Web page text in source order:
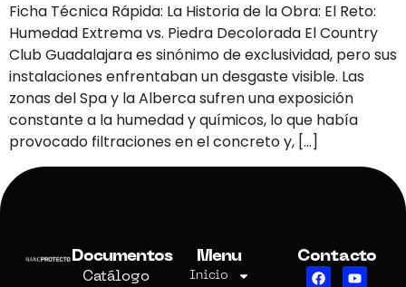
Ficha Técnica Rápida: La Historia de la Obra: El Reto:
Humedad Extrema vs. Piedra Decolorada El Country
Club Guadalajara es sinónimo de exclusividad, pero sus
instalaciones enfrentaban un desgaste visible. Las
zonas del Spa y la Alberca sufren una exposición
constante a la humedad y químicos, lo que había
provocado filtraciones en el concreto y, […]
Documentos
Catálogo
Menu
Inicio
Contacto